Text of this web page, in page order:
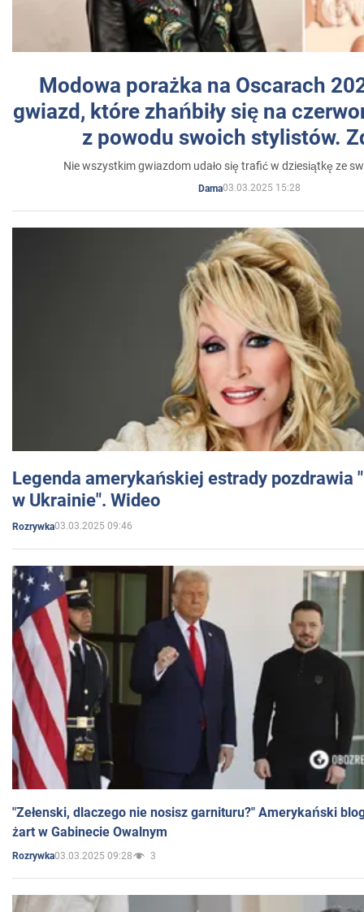
Modowa porażka na Oscarach
gwiazd, które zhańbiły się na
z powodu swoich stylistów.
Nie wszystkim gwiazdom udało się trafić w dziesiątkę ze
Dama03.03.2025 15:28
Legenda amerykańskiej estrady pozdrawia
w Ukrainie". Wideo
Rozrywka03.03.2025 09:46
"Zełenski, dlaczego nie nosisz garnituru?" Amerykański
żart w Gabinecie Owalnym
Rozrywka03.03.2025 09:28 3